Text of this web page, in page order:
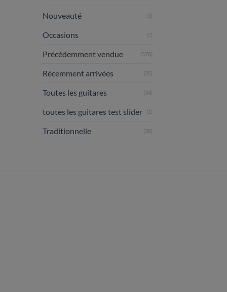
Nouveauté (3)
Occasions (7)
Précédemment vendue (570)
Récemment arrivées (35)
Toutes les guitares (34)
toutes les guitares test slider (1)
Traditionnelle (30)